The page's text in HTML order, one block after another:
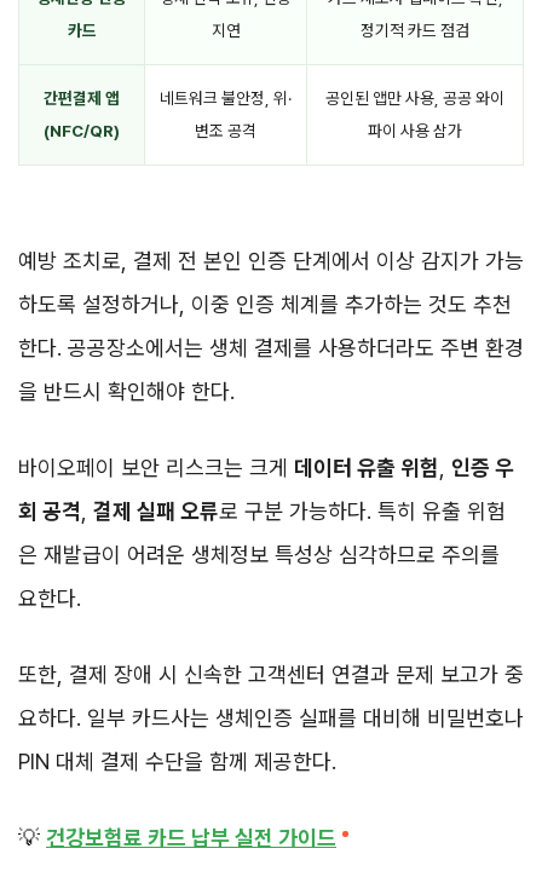
카드
지연
정기적 카드 점검
간편결제 앱
(NFC/QR)
네트워크 불안정, 위·
변조 공격
공인된 앱만 사용, 공공 와이
파이 사용 삼가
예방 조치로, 결제 전 본인 인증 단계에서 이상 감지가 가능
하도록 설정하거나, 이중 인증 체계를 추가하는 것도 추천
한다. 공공장소에서는 생체 결제를 사용하더라도 주변 환경
을 반드시 확인해야 한다.
바이오페이 보안 리스크는 크게 데이터 유출 위험 인증 우
회 공격 결제 실패 오류로 구분 가능하다. 특히 유출 위험
은 재발급이 어려운 생체정보 특성상 심각하므로 주의를
요한다.
또한, 결제 장애 시 신속한 고객센터 연결과 문제 보고가 중
요하다. 일부 카드사는 생체인증 실패를 대비해 비밀번호나
PIN 대체 결제 수단을 함께 제공한다.
💡 건강보험료 카드 납부 실전 가이드